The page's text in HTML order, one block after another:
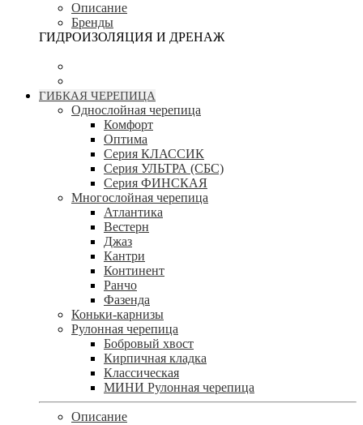
Описание
Бренды
ГИДРОИЗОЛЯЦИЯ И ДРЕНАЖ
ГИБКАЯ ЧЕРЕПИЦА
Однослойная черепица
Комфорт
Оптима
Серия КЛАССИК
Серия УЛЬТРА (СБС)
Серия ФИНСКАЯ
Многослойная черепица
Атлантика
Вестерн
Джаз
Кантри
Континент
Ранчо
Фазенда
Коньки-карнизы
Рулонная черепица
Бобровый хвост
Кирпичная кладка
Классическая
МИНИ Рулонная черепица
Описание